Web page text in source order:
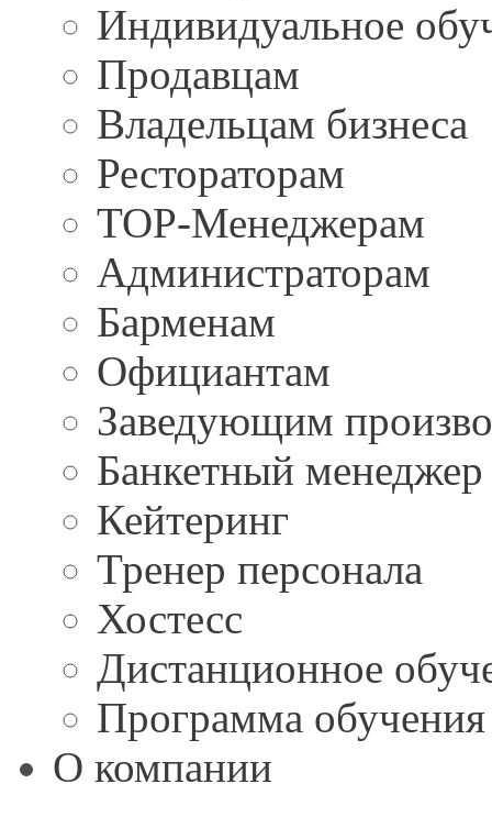
Индивидуальное
Продавцам
Владельцам бизнеса
Рестораторам
TOP-Менеджерам
Администраторам
Барменам
Официантам
Заведующим
Банкетный менеджер
Кейтеринг
Тренер персонала
Хостесс
Дистанционное
Программа обучения
О компании